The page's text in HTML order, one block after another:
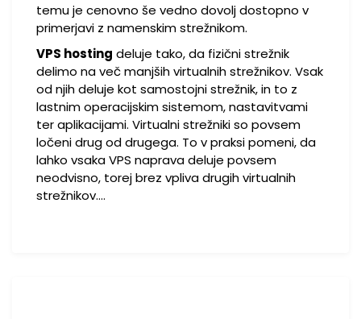
temu je cenovno še vedno dovolj dostopno v
primerjavi z namenskim strežnikom.
VPS hosting deluje tako, da fizični strežnik
delimo na več manjših virtualnih strežnikov. Vsak
od njih deluje kot samostojni strežnik, in to z
lastnim operacijskim sistemom, nastavitvami
ter aplikacijami. Virtualni strežniki so povsem
ločeni drug od drugega. To v praksi pomeni, da
lahko vsaka VPS naprava deluje povsem
neodvisno, torej brez vpliva drugih virtualnih
strežnikov.…